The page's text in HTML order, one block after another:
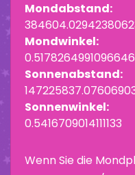
Mondabstand:
Mondwinkel:
0.5178264991096646
Sonnenabstand:
Sonnenwinkel:
0.5416709014111133
Wenn Sie die